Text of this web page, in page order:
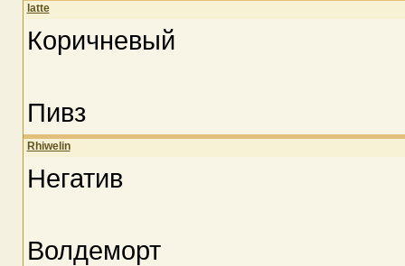
latte
Коричневый
Пивз
Rhiwelin
Негатив
Волдеморт